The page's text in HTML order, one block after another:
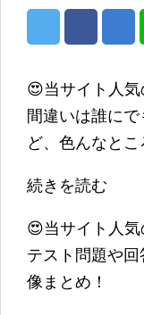
😍当サイト人
間違いは誰に
ど、色んなと
続きを読む
😍当サイト人
テスト問題や
像まとめ！